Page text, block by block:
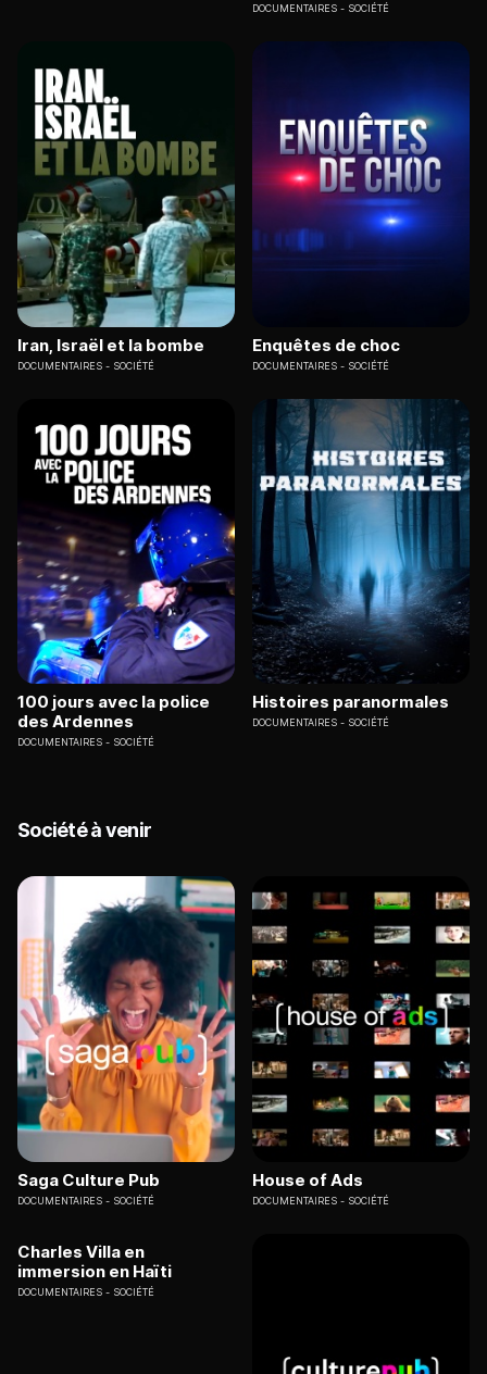
DOCUMENTAIRES SOCIÉTÉ
Iran, Israël et la bombe
DOCUMENTAIRES SOCIÉTÉ
Enquêtes de choc
DOCUMENTAIRES SOCIÉTÉ
100 jours avec la police
des Ardennes
DOCUMENTAIRES SOCIÉTÉ
Histoires paranormales
DOCUMENTAIRES SOCIÉTÉ
Société à venir
Saga Culture Pub
DOCUMENTAIRES SOCIÉTÉ
House of Ads
DOCUMENTAIRES SOCIÉTÉ
Charles Villa en
immersion en Haïti
DOCUMENTAIRES SOCIÉTÉ